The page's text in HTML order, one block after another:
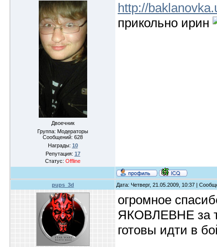
Двоечник
Группа: Модераторы
Сообщений: 628
Награды: 10
Репутация: 17
Статус: Offline
http://
прикольно ирин
pups_3d Дата: Четверг, 21.05.2009, 10:37 |
огромное
ЯКОВЛЕВНЕ за
готовы идти в